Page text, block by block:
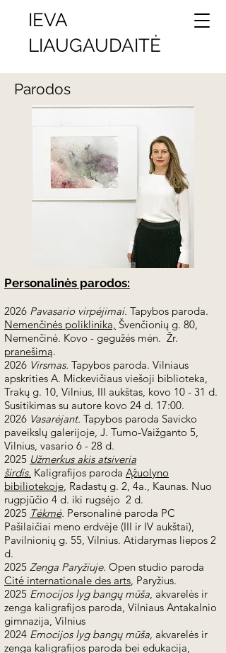
IEVA
LIAUGAUDAITĖ
Parodos
Personalinės parodos:
2026 Pavasario virpėjimai. Tapybos paroda.
Nemenčinės poliklinika, Švenčionių g. 80,
Nemenčinė. Kovo - gegužės mėn. Žr.
pranešimą.
2026 Virsmas. Tapybos paroda. Vilniaus
apskrities A. Mickevičiaus viešoji biblioteka,
Trakų g. 10, Vilnius, III aukštas, kovo 10 - 31 d.
Susitikimas su autore kovo 24 d. 17:00​.
2026 Vasarėjant. Tapybos paroda Savicko
paveikslų galerijoje, J. Tumo-Vaižganto 5,
Vilnius, vasario 6 - 28 d.
2025 Užmerkus akis atsiveria
širdis. Kaligrafijos paroda Ąžuolyno
bibiliotekoje, Radastų g. 2, 4a., Kaunas. Nuo
rugpjūčio 4 d. iki rugsėjo 2 d.
2025 Tėkmė. Personalinė paroda PC
Pašilaičiai meno erdvėje (III ir IV aukštai),
Pavilnionių g. 55, Vilnius. Atidarymas liepos 2
d.
2025 Zenga Paryžiuje. Open studio paroda
Cité internationale des arts, Paryžius.
2025 Emocijos lyg bangų mūša, akvarelės ir
zenga kaligrafijos paroda, Vilniaus Antakalnio
gimnazija, Vilnius
2024 Emocijos lyg bangų mūša, akvarelės ir
zenga kaligrafijos paroda bei edukacija,